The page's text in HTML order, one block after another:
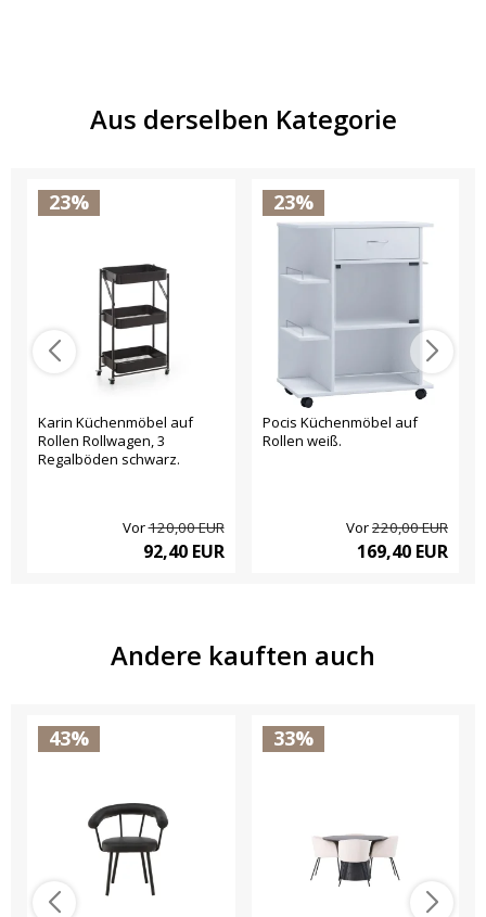
Aus derselben Kategorie
23%
Karin Küchenmöbel auf
Rollen Rollwagen, 3
Regalböden schwarz.
Vor120,00 EUR
92,40 EUR
23%
Pocis Küchenmöbel auf
Rollen weiß.
Vor220,00 EUR
169,40 EUR
Andere kauften auch
43% 33%